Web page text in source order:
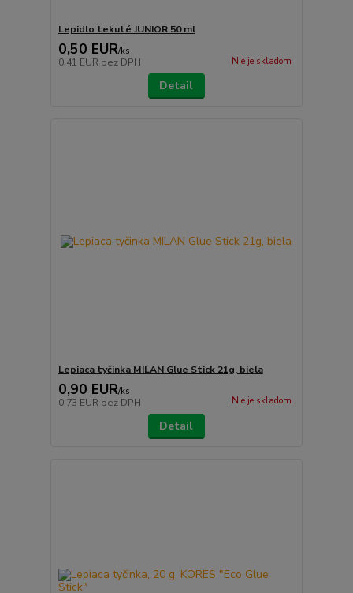
Lepidlo tekuté JUNIOR 50 ml
0,50 EUR/ks
0,41 EUR bez DPH Nie je skladom
Detail
Lepiaca tyčinka MILAN Glue Stick 21g, biela
0,90 EUR/ks
0,73 EUR bez DPH Nie je skladom
Detail